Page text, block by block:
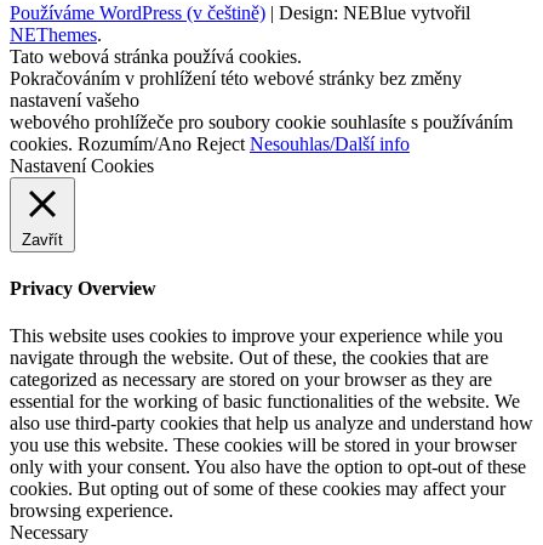
Používáme WordPress (v češtině) | Design: NEBlue vytvořil
NEThemes.
Tato webová stránka používá cookies.
Pokračováním v prohlížení této webové stránky bez změny
nastavení vašeho
webového prohlížeče pro soubory cookie souhlasíte s používáním
cookies. Rozumím/Ano Reject Nesouhlas/Další info
Nastavení Cookies
Zavřít
Privacy Overview
This website uses cookies to improve your experience while you
navigate through the website. Out of these, the cookies that are
categorized as necessary are stored on your browser as they are
essential for the working of basic functionalities of the website. We
also use third-party cookies that help us analyze and understand how
you use this website. These cookies will be stored in your browser
only with your consent. You also have the option to opt-out of these
cookies. But opting out of some of these cookies may affect your
browsing experience.
Necessary